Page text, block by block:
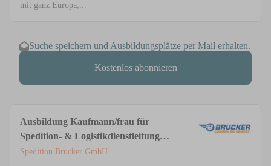
mit ganz Europa;...
Suche speichern und Ausbildungsplätze per Mail erhalten.
Kostenlos abonnieren
Ausbildung Kaufmann/frau für
Spedition- & Logistikdienstleitung
(m/w/d) 2027
Spedition Brucker GmbH